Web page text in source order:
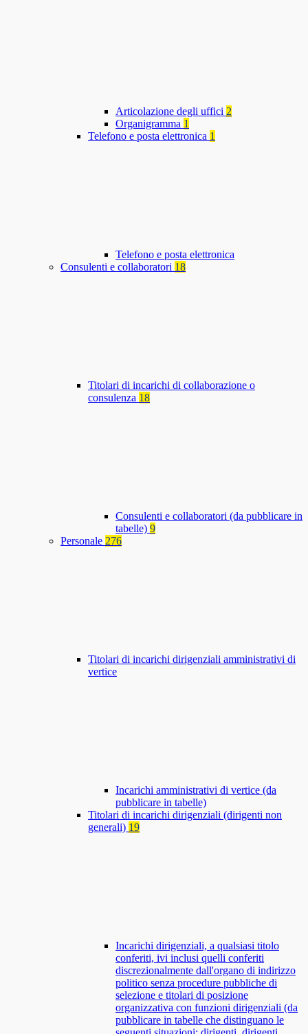
Articolazione degli uffici 2
Organigramma 1
Telefono e posta elettronica 1
Telefono e posta elettronica
Consulenti e collaboratori 18
Titolari di incarichi di collaborazione o
consulenza 18
Consulenti e collaboratori (da pubblicare in
tabelle) 9
Personale 276
Titolari di incarichi dirigenziali amministrativi di
vertice
Incarichi amministrativi di vertice (da
pubblicare in tabelle)
Titolari di incarichi dirigenziali (dirigenti non
generali) 19
Incarichi dirigenziali, a qualsiasi titolo
conferiti, ivi inclusi quelli conferiti
discrezionalmente dall'organo di indirizzo
politico senza procedure pubbliche di
selezione e titolari di posizione
organizzativa con funzioni dirigenziali (da
pubblicare in tabelle che distinguano le